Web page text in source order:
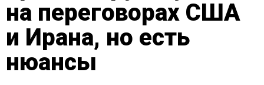
на переговорах США
и Ирана, но есть
нюансы